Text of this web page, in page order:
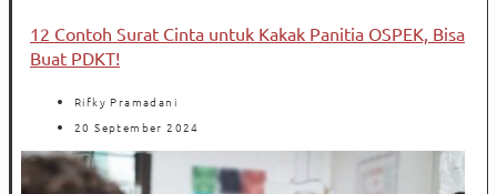
12 Contoh Surat Cinta untuk Kakak Panitia OSPEK, Bisa
Buat PDKT!
Rifky Pramadani
20 September 2024